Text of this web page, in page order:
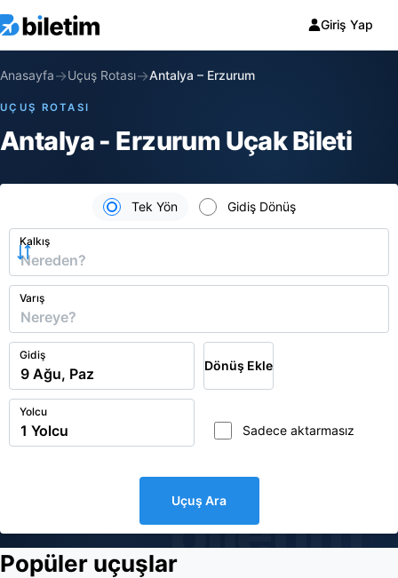
Giriş Yap
biletim
Anasayfa→Uçuş Rotası→Antalya – Erzurum
UÇUŞ ROTASI
Antalya - Erzurum Uçak Bileti
Tek Yön Gidiş Dönüş
Kalkış
Varış
Gidiş
Dönüş Ekle
Yolcu
Sadece aktarmasız
Uçuş Ara
Popüler uçuşlar